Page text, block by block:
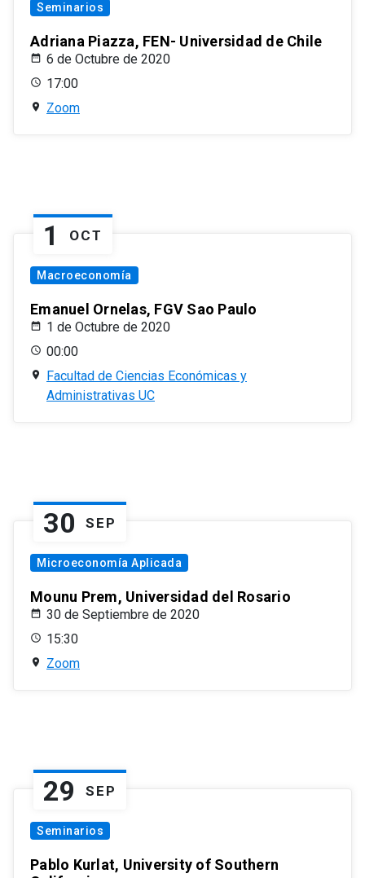
Seminarios
Adriana Piazza, FEN- Universidad de Chile
6 de Octubre de 2020
17:00
Zoom
1 OCT
Macroeconomía
Emanuel Ornelas, FGV Sao Paulo
1 de Octubre de 2020
00:00
Facultad de Ciencias Económicas y
Administrativas UC
30 SEP
Microeconomía Aplicada
Mounu Prem, Universidad del Rosario
30 de Septiembre de 2020
15:30
Zoom
29 SEP
Seminarios
Pablo Kurlat, University of Southern